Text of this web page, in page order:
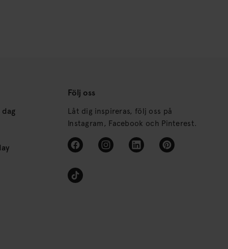
Följ oss
Låt dig inspireras, följ oss på
Instagram, Facebook och Pinterest.